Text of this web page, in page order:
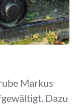
Markus
Dazu